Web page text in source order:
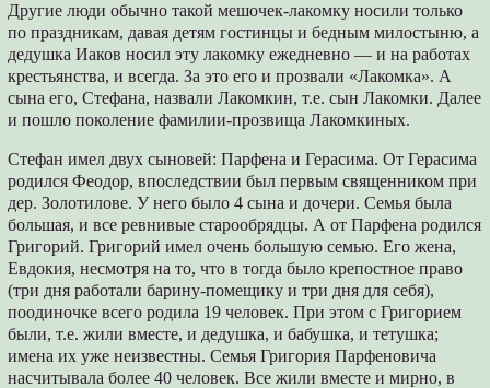
Другие люди обычно такой мешочек-лакомку носили только
по праздникам, давая детям гостинцы и бедным милостыню, а
дедушка Иаков носил эту лакомку ежедневно — и на работах
крестьянства, и всегда. За это его и прозвали «Лакомка». А
сына его, Стефана, назвали Лакомкин, т.е. сын Лакомки. Далее
и пошло поколение фамилии-прозвища Лакомкиных.
Стефан имел двух сыновей: Парфена и Герасима. От Герасима
родился Феодор, впоследствии был первым священником при
дер. Золотилове. У него было 4 сына и дочери. Семья была
большая, и все ревнивые старообрядцы. А от Парфена родился
Григорий. Григорий имел очень большую семью. Его жена,
Евдокия, несмотря на то, что в тогда было крепостное право
(три дня работали барину-помещику и три дня для себя),
поодиночке всего родила 19 человек. При этом с Григорием
были, т.е. жили вместе, и дедушка, и бабушка, и тетушка;
имена их уже неизвестны. Семья Григория Парфеновича
насчитывала более 40 человек. Все жили вместе и мирно, в